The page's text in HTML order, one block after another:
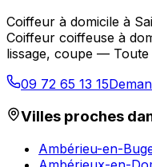
Coiffeur à domicile à
Coiffeur coiffeuse à
lissage, coupe —
09 72 65 13 15
Villes proches
Ambérieu-en-